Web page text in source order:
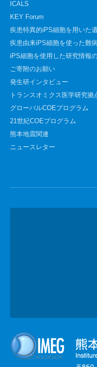
ICALS
KEY Forum
疾患特異的iPS細胞を用いた
疾患由来iPS細胞を使った難
iPS細胞を使用した研究情報
ご寄附のお願い
発生研インタビュー
トランスオミクス医学研究拠
グローバルCOEプログラム
21世紀COEプログラム
熊本地震関連
ニュースレター